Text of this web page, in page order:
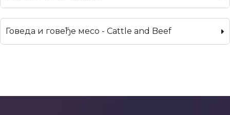
Говеда и говеђе месо - Cattle and Beef